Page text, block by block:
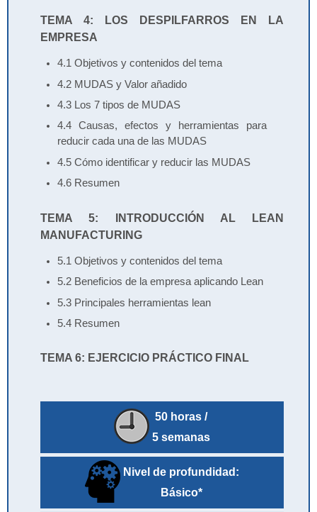
TEMA 4: LOS DESPILFARROS EN LA
EMPRESA
4.1 Objetivos y contenidos del tema
4.2 MUDAS y Valor añadido
4.3 Los 7 tipos de MUDAS
4.4 Causas, efectos y herramientas para
reducir cada una de las MUDAS
4.5 Cómo identificar y reducir las MUDAS
4.6 Resumen
TEMA 5: INTRODUCCIÓN AL LEAN
MANUFACTURING
5.1 Objetivos y contenidos del tema
5.2 Beneficios de la empresa aplicando Lean
5.3 Principales herramientas lean
5.4 Resumen
TEMA 6: EJERCICIO PRÁCTICO FINAL
50 horas /
5 semanas
Nivel de profundidad:
Básico*